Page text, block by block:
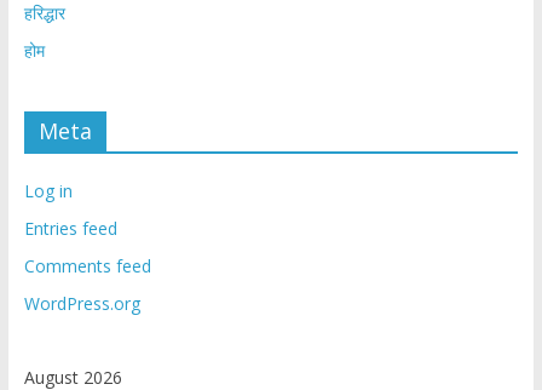
हरिद्धार
होम
Meta
Log in
Entries feed
Comments feed
WordPress.org
August 2026